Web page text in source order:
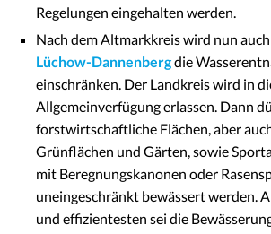
Regelungen eingehalten werden.
Nach dem Altmarkkreis wird nun
Lüchow-Dannenbergdie
einschränken. Der Landkreis wird in
Allgemeinverfügung erlassen. Dann
forstwirtschaftliche Flächen, aber
Grünflächen und Gärten, sowie
mit Beregnungskanonen oder
uneingeschränkt bewässert werden.
und effizientesten sei die